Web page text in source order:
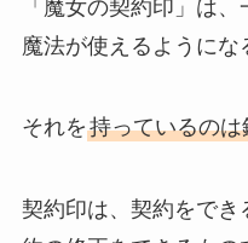
「魔女の契約印」は
魔法が使えるようにな
それを持っているのは
契約印は、契約をで